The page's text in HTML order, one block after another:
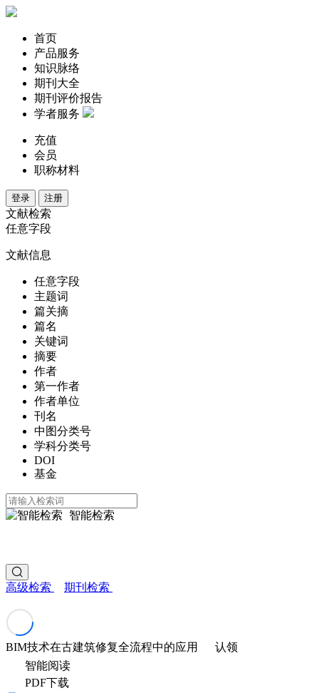
首页
产品服务
知识脉络
期刊大全
期刊评价报告
学者服务
充值
会员
职称材料
登录 注册
文献检索
任意字段
文献信息
任意字段
主题词
篇关摘
篇名
关键词
摘要
作者
第一作者
作者单位
刊名
中图分类号
学科分类号
DOI
基金
智能检索
高级检索 期刊检索
BIM技术在古建筑修复全流程中的应用
认领
智能阅读
PDF下载